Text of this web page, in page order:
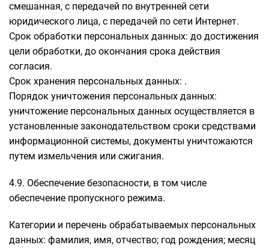
смешанная, с передачей по внутренней сети
юридического лица, с передачей по сети Интернет.
Срок обработки персональных данных: до достижения
цели обработки, до окончания срока действия
согласия.
Срок хранения персональных данных: .
Порядок уничтожения персональных данных:
уничтожение персональных данных осуществляется в
установленные законодательством сроки средствами
информационной системы, документы уничтожаются
путем измельчения или сжигания.
4.9. Обеспечение безопасности, в том числе
обеспечение пропускного режима.
Категории и перечень обрабатываемых персональных
данных: фамилия, имя, отчество; год рождения; месяц